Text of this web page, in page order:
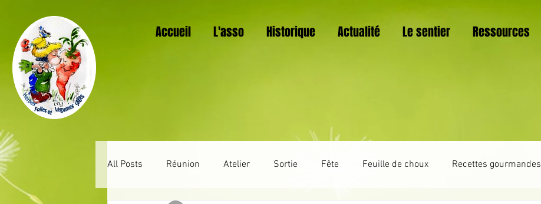
Accueil L'asso Historique Actualité Le sentier Ressources
All Posts Réunion Atelier Sortie Fête Feuille de choux Recettes gourmandes